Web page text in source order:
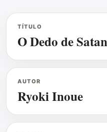
TÍTULO
O Dedo de
AUTOR
Ryoki Inoue